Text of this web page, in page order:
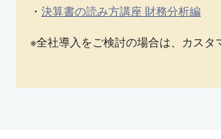
・ 決算書の読み方講座 財務分析編
※全社導入をご検討の場合は、カスタ